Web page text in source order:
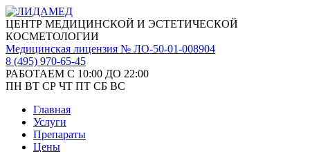
ЦЕНТР МЕДИЦИНСКОЙ И ЭСТЕТИЧЕСКОЙ
КОСМЕТОЛОГИИ
Медицинская лицензия № ЛО-50-01-008904
8 (495) 970-65-45
РАБОТАЕМ С 10:00 ДО 22:00
ПН ВТ СР ЧТ ПТ СБ ВС
Главная
Услуги
Препараты
Цены